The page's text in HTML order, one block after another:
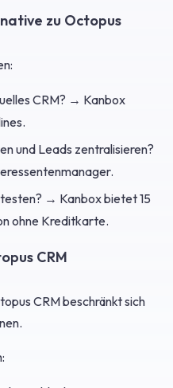
zu Octopus
CRM? → Kanbox
und Leads zentralisieren?
→ Kanbox bietet 15
ohne Kreditkarte.
CRM
CRM beschränkt sich